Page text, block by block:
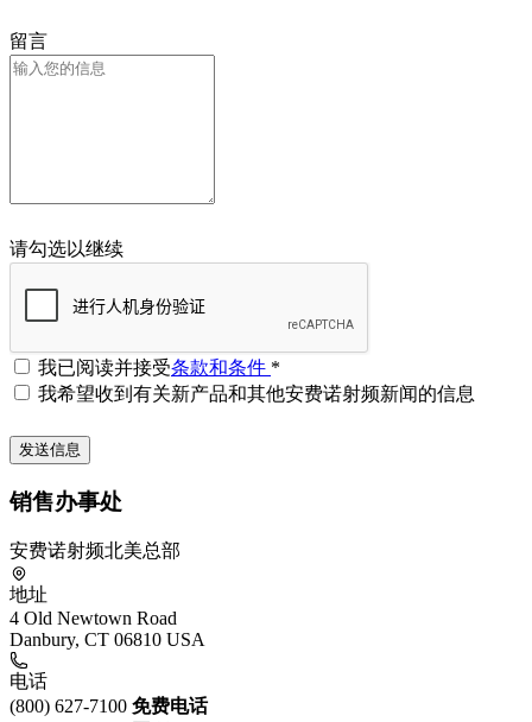
留言
请勾选以继续
我已阅读并接受条款和条件 *
我希望收到有关新产品和其他安费诺射频新闻的信息
销售办事处
安费诺射频北美总部
地址
4 Old Newtown Road
Danbury, CT 06810 USA
电话
(800) 627-7100 免费电话